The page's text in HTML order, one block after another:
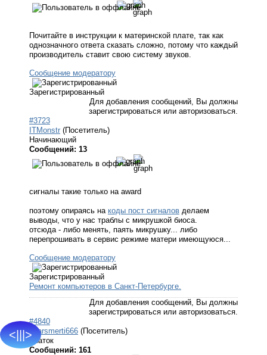
<|||>
Почитайте в инструкции к материнской плате, так как
однозначного ответа сказать сложно, потому что каждый
производитель ставит свою систему звуков.
Сообщение модератору
Зарегистрированный
Для добавления сообщений, Вы должны
зарегистрироваться или авторизоваться.
#3723
ITMonstr (Посетитель)
Начинающий
Сообщений: 13
сигналы такие только на award
поэтому опираясь на коды пост сигналов делаем
выводы, что у нас траблы с микрушкой биоса.
отсюда - либо менять, паять микрушку... либо
перепрошивать в сервис режиме матери имеющуюся...
Сообщение модератору
Зарегистрированный
Ремонт компьютеров в Санкт-Петербурге.
Для добавления сообщений, Вы должны
зарегистрироваться или авторизоваться.
#4840
udarsmerti666 (Посетитель)
Знаток
Сообщений: 161